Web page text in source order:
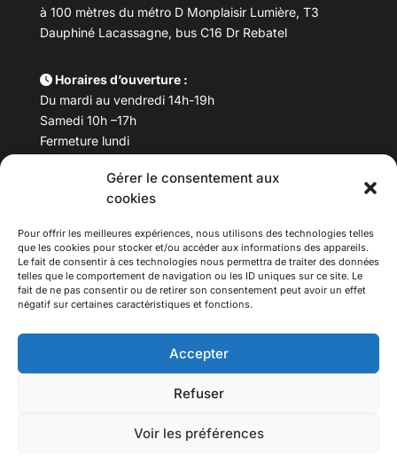
Gérer le consentement aux
cookies
Pour offrir les meilleures expériences, nous utilisons des technologies telles
que les cookies pour stocker et/ou accéder aux informations des appareils.
Le fait de consentir à ces technologies nous permettra de traiter des données
telles que le comportement de navigation ou les ID uniques sur ce site. Le
fait de ne pas consentir ou de retirer son consentement peut avoir un effet
négatif sur certaines caractéristiques et fonctions.
Accepter
Refuser
Voir les préférences
à 100 mètres du métro D Monplaisir Lumière, T3
Dauphiné Lacassagne, bus C16 Dr Rebatel
Horaires d’ouverture :
Du mardi au vendredi 14h-19h
Samedi 10h –17h
Fermeture lundi
Téléphone : 04 78 53 06 40
maisondesculturesasiatiques@asiexpo.com
Tous droits réservés.